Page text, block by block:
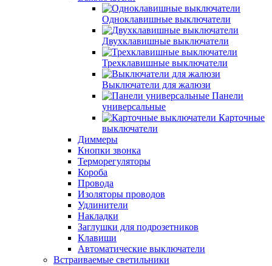
Одноклавишные выключатели
Двухклавишные выключатели
Трехклавишные выключатели
Выключатели для жалюзи
Панели
универсальные
Карточные
выключатели
Диммеры
Кнопки звонка
Терморегуляторы
Короба
Провода
Изоляторы проводов
Удлинители
Накладки
Заглушки для подрозетников
Клавиши
Автоматические выключатели
Встраиваемые светильники